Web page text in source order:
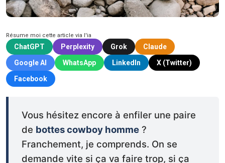
Résume moi cette article via l'ia
ChatGPT Perplexity Grok
Claude
Google AI
WhatsApp LinkedIn
X (Twitter)
Facebook
Vous hésitez encore à enfiler une paire
de bottes cowboy homme ?
Franchement, je comprends. On se
demande vite si ça va faire trop, si ça